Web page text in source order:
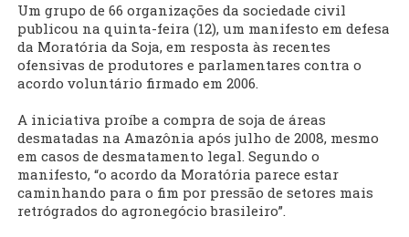
Um grupo de 66 organizações da sociedade civil
publicou na quinta-feira (12), um manifesto em defesa
da Moratória da Soja, em resposta às recentes
ofensivas de produtores e parlamentares contra o
acordo voluntário firmado em 2006.
A iniciativa proíbe a compra de soja de áreas
desmatadas na Amazônia após julho de 2008, mesmo
em casos de desmatamento legal. Segundo o
manifesto, “o acordo da Moratória parece estar
caminhando para o fim por pressão de setores mais
retrógrados do agronegócio brasileiro”.